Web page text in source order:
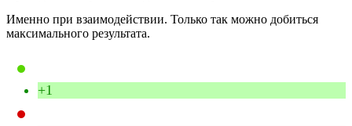
Именно при взаимодействии. Только так можно добиться
максимального результата.
+1